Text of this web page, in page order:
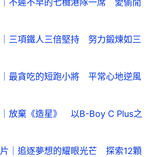
不遲不早的七欖港隊一席 愛偷閒
三項鐵人三倍堅持 努力鍛煉如三
最貪吃的短跑小將 平常心地逆風
放棄《造星》 以B-Boy C Plus之
｜追逐夢想的耀眼光芒 探索12顆